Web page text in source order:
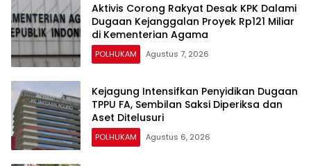
Aktivis Corong Rakyat Desak KPK Dalami
Dugaan Kejanggalan Proyek Rp121 Miliar
di Kementerian Agama
POLHUKAM Agustus 7, 2026
Kejagung Intensifkan Penyidikan Dugaan
TPPU FA, Sembilan Saksi Diperiksa dan
Aset Ditelusuri
POLHUKAM Agustus 6, 2026